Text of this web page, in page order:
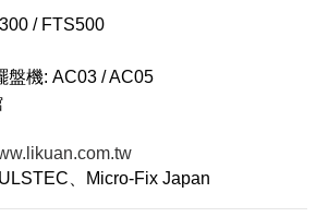
/ FTS500
、Micro-Fix Japan